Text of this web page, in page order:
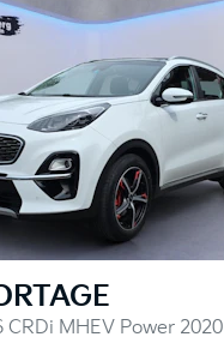
CRDi MHEV Power 2020